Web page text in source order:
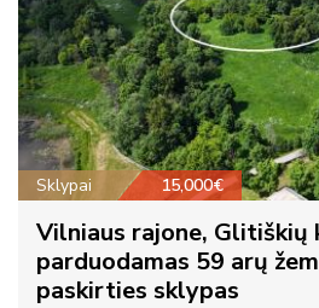
Sklypai 15,000€
Vilniaus rajone, Glitiškių
parduodamas 59 arų
paskirties sklypas